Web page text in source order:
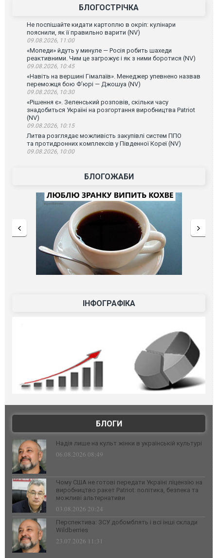
БЛОГОСТРІЧКА
Не поспішайте кидати картоплю в окріп: кулінари
пояснили, як її правильно варити (NV)
09.08.2026, 11:00
«Мопеди» йдуть у минуле — Росія робить шахеди
реактивними. Чим це загрожує і як з ними боротися (NV)
09.08.2026, 10:45
«Навіть на вершині Гімалаїв». Менеджер упевнено назвав
переможця бою Ф’юрі — Джошуа (NV)
09.08.2026, 10:30
«Рішення є». Зеленський розповів, скільки часу
знадобиться Україні на розгортання виробництва Patriot
(NV)
09.08.2026, 10:15
Литва розглядає можливість закупівлі систем ППО
та протидронних комплексів у Південної Кореї (NV)
09.08.2026, 10:00
БЛОГОЖАБИ
ІНФОГРАФІКА
БЛОГИ
Надія лише на культ жінки в українській культурі
06.08.2026 08:49
Чому США не готові передати Україні ліцензію на
виробництво ракет Patriot: політика, безпека та
можливі альтернативи
03.08.2026 20:24
Перспектива: ЗСУ добомблять і всі інші склади
Wildberries
23.07.2026 11:31